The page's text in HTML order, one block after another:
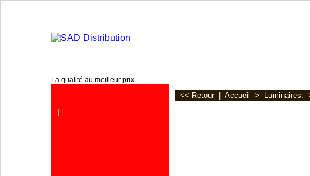
La qualité au meilleur prix.
<< Retour Accueil > Luminaires.